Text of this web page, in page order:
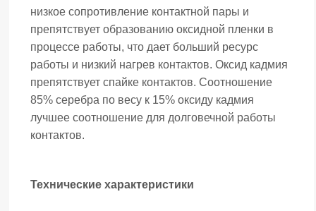
низкое сопротивление контактной пары и
препятствует образованию оксидной пленки в
процессе работы, что дает больший ресурс
работы и низкий нагрев контактов. Оксид кадмия
препятствует спайке контактов. Соотношение
85% серебра по весу к 15% оксиду кадмия
лучшее соотношение для долговечной работы
контактов.
Технические характеристики